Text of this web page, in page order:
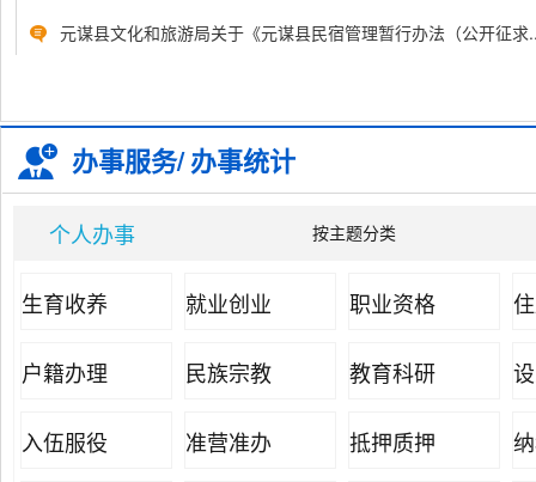
元谋县文化和旅游局关于《元谋县民宿管理暂行办法（公开征求
办事服务/办事统计
个人办事 按主题分类
生育收养 就业创业 职业资格
户籍办理 民族宗教 教育科研
入伍服役 准营准办 抵押质押